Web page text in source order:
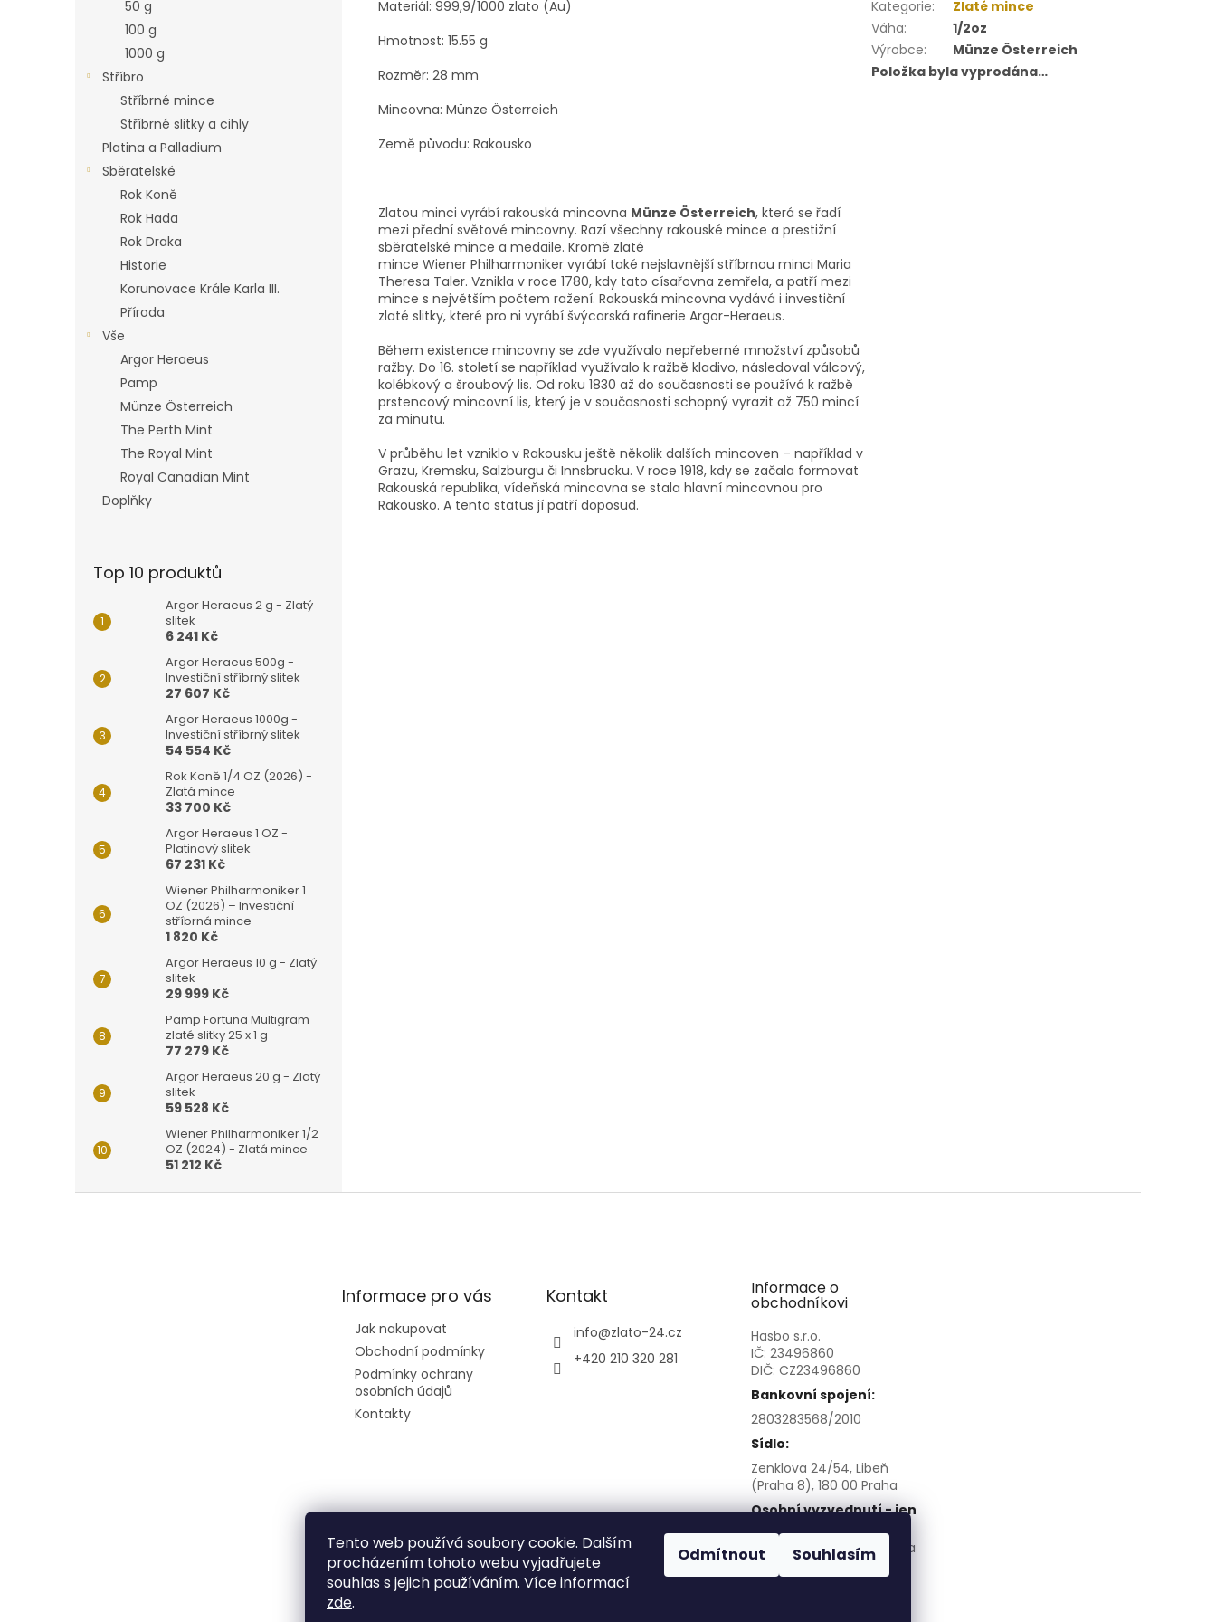
Tento web používá soubory cookie. Dalším
procházením tohoto webu vyjadřujete
souhlas s jejich používáním. Více informací
zde.
Odmítnout Souhlasím
50 g
100 g
1000 g
Stříbro
Stříbrné mince
Stříbrné slitky a cihly
Platina a Palladium
Sběratelské
Rok Koně
Rok Hada
Rok Draka
Historie
Korunovace Krále Karla III.
Příroda
Vše
Argor Heraeus
Pamp
Münze Österreich
The Perth Mint
The Royal Mint
Royal Canadian Mint
Doplňky
Top 10 produktů
Argor Heraeus 2 g - Zlatý
slitek
6 241 Kč
Argor Heraeus 500g -
Investiční stříbrný slitek
27 607 Kč
Argor Heraeus 1000g -
Investiční stříbrný slitek
54 554 Kč
Rok Koně 1/4 OZ (2026) -
Zlatá mince
33 700 Kč
Argor Heraeus 1 OZ -
Platinový slitek
67 231 Kč
Wiener Philharmoniker 1
OZ (2026) – Investiční
stříbrná mince
1 820 Kč
Argor Heraeus 10 g - Zlatý
slitek
29 999 Kč
Pamp Fortuna Multigram
zlaté slitky 25 x 1 g
77 279 Kč
Argor Heraeus 20 g - Zlatý
slitek
59 528 Kč
Wiener Philharmoniker 1/2
OZ (2024) - Zlatá mince
51 212 Kč
Materiál: 999,9/1000 zlato (Au)
Hmotnost: 15.55 g
Rozměr: 28 mm
Mincovna: Münze Österreich
Země původu: Rakousko
Zlatou minci vyrábí rakouská mincovna Münze Österreich, která se řadí
mezi přední světové mincovny. Razí všechny rakouské mince a prestižní
sběratelské mince a medaile. Kromě zlaté
mince Wiener Philharmoniker vyrábí také nejslavnější stříbrnou minci Maria
Theresa Taler. Vznikla v roce 1780, kdy tato císařovna zemřela, a patří mezi
mince s největším počtem ražení. Rakouská mincovna vydává i investiční
zlaté slitky, které pro ni vyrábí švýcarská rafinerie Argor-Heraeus.
Během existence mincovny se zde využívalo nepřeberné množství způsobů
ražby. Do 16. století se například využívalo k ražbě kladivo, následoval válcový,
kolébkový a šroubový lis. Od roku 1830 až do současnosti se používá k ražbě
prstencový mincovní lis, který je v současnosti schopný vyrazit až 750 mincí
za minutu.
V průběhu let vzniklo v Rakousku ještě několik dalších mincoven – například v
Grazu, Kremsku, Salzburgu či Innsbrucku. V roce 1918, kdy se začala formovat
Rakouská republika, vídeňská mincovna se stala hlavní mincovnou pro
Rakousko. A tento status jí patří doposud.
Kategorie:
Zlaté mince
Váha:
1/2oz
Výrobce:
Münze Österreich
Položka byla vyprodána…
Informace pro vás
Jak nakupovat
Obchodní podmínky
Podmínky ochrany
osobních údajů
Kontakty
Kontakt
info@zlato-24.cz
+420 210 320 281
Informace o
obchodníkovi
Hasbo s.r.o.
IČ: 23496860
DIČ: CZ23496860
Bankovní spojení:
2803283568/2010
Sídlo:
Zenklova 24/54, Libeň
(Praha 8), 180 00 Praha
Osobní vyzvednutí - jen
Sokolovská 266/145, Praha
8